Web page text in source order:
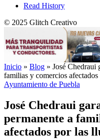
Read History
© 2025 Glitch Creativo
Inicio » Blog » José Chedraui
familias y comercios
Ayuntamiento de Puebla
José Chedraui
permanente a
afectados por las